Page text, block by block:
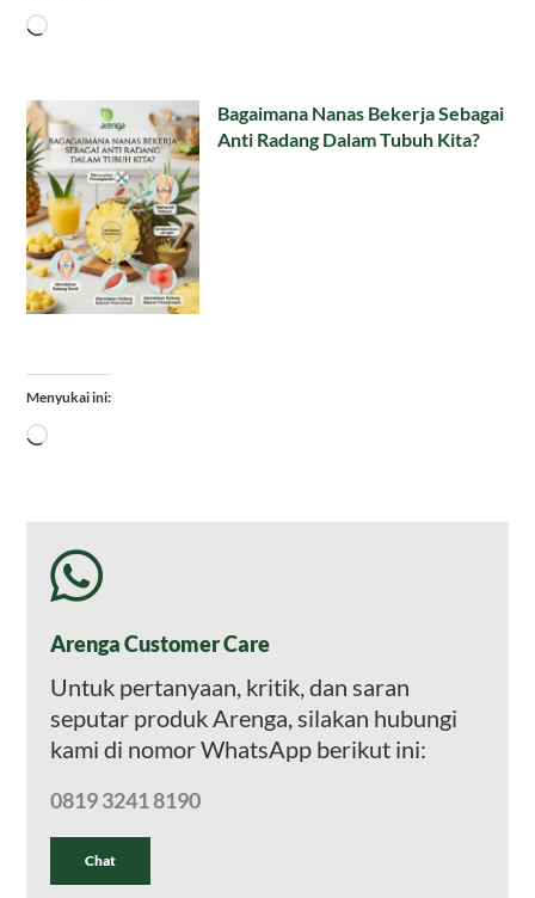
Memuat...
Bagaimana Nanas Bekerja Sebagai
Anti Radang Dalam Tubuh Kita?
Menyukai ini:
Memuat...
Arenga Customer Care
Untuk pertanyaan, kritik, dan saran
seputar produk Arenga, silakan hubungi
kami di nomor WhatsApp berikut ini:
0819 3241 8190
Chat